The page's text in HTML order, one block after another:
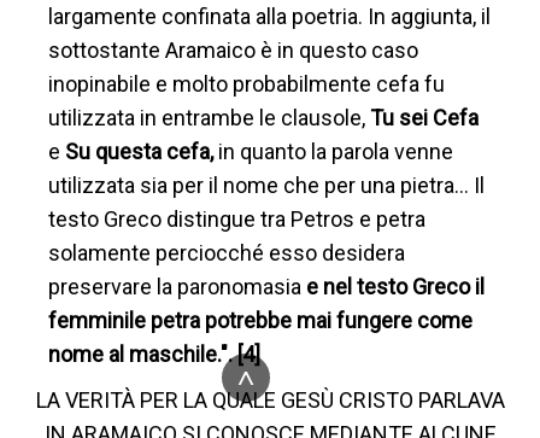
largamente confinata alla poetria. In aggiunta, il
sottostante Aramaico è in questo caso
inopinabile e molto probabilmente cefa fu
utilizzata in entrambe le clausole,Tu sei Cefa
e Su questa cefa,in quanto la parola venne
utilizzata sia per il nome che per una pietra… Il
testo Greco distingue tra Petros e petra
solamente perciocché esso desidera
preservare la paronomasia e nel testo Greco il
femminile petra potrebbe mai fungere come
nome al maschile.". [4]
LA VERITÀ PER LA QUALE GESÙ CRISTO PARLAVA
^